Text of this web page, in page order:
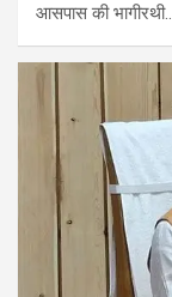
आसपास की